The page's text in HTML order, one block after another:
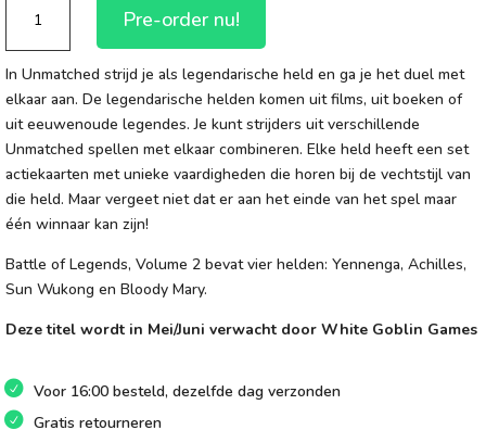
Gevecht
der
Legendes
2
aantal
Pre-order nu!
In Unmatched strijd je als legendarische held en ga je het duel met
elkaar aan. De legendarische helden komen uit films, uit boeken of
uit eeuwenoude legendes. Je kunt strijders uit verschillende
Unmatched spellen met elkaar combineren. Elke held heeft een set
actiekaarten met unieke vaardigheden die horen bij de vechtstijl van
die held. Maar vergeet niet dat er aan het einde van het spel maar
één winnaar kan zijn!
Battle of Legends, Volume 2 bevat vier helden: Yennenga, Achilles,
Sun Wukong en Bloody Mary.
Deze titel wordt in Mei/Juni verwacht door White Goblin Games
Voor 16:00 besteld, dezelfde dag verzonden
Gratis retourneren